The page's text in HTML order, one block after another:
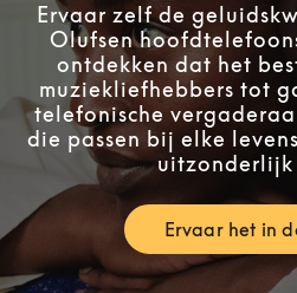
Ervaar zelf de
Olufsen
ontdekken dat het
muziekliefhebbers tot
telefonische
die passen bij elke
Ervaar het in